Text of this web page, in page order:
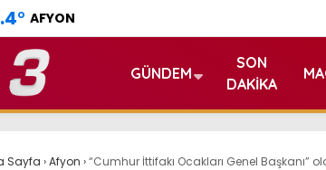
° AFYON
GÜNDEM
SON
DAKIKA
Sayfa ›Afyon ›“Cumhur İttifakı Ocakları Genel Başkanı”